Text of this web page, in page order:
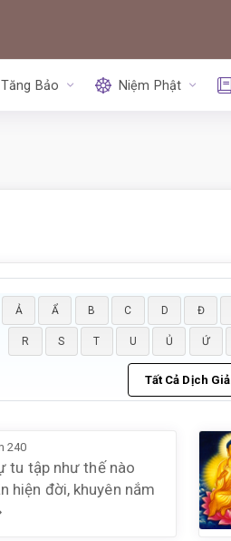
Tăng Bảo Niệm Phật
Ả Ẩ B C D Đ
R S T U Ủ Ứ
Tất Cả Dịch Giả
240
tu tập như thế nào
hiện đời, khuyên nắm